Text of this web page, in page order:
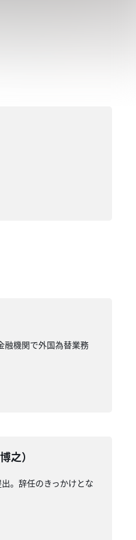
融機関で外国為替業務
之）
。辞任のきっかけとな